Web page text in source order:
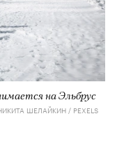
на Эльбрус
ШЕЛАЙКИН / PEXELS